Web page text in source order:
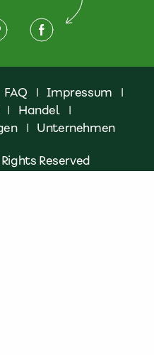
FAQ | Impressum
|
| Handel
|
| Unternehmen
Reserved